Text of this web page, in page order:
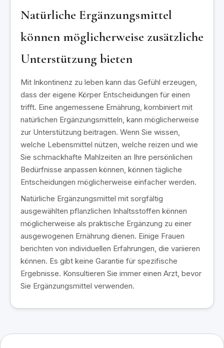
Natürliche Ergänzungsmittel
können möglicherweise zusätzliche
Unterstützung bieten
Mit Inkontinenz zu leben kann das Gefühl erzeugen,
dass der eigene Körper Entscheidungen für einen
trifft. Eine angemessene Ernährung, kombiniert mit
natürlichen Ergänzungsmitteln, kann möglicherweise
zur Unterstützung beitragen. Wenn Sie wissen,
welche Lebensmittel nützen, welche reizen und wie
Sie schmackhafte Mahlzeiten an Ihre persönlichen
Bedürfnisse anpassen können, können tägliche
Entscheidungen möglicherweise einfacher werden.
Natürliche Ergänzungsmittel mit sorgfältig
ausgewählten pflanzlichen Inhaltsstoffen können
möglicherweise als praktische Ergänzung zu einer
ausgewogenen Ernährung dienen. Einige Frauen
berichten von individuellen Erfahrungen, die variieren
können. Es gibt keine Garantie für spezifische
Ergebnisse. Konsultieren Sie immer einen Arzt, bevor
Sie Ergänzungsmittel verwenden.